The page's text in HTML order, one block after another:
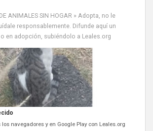
ANIMALES SIN HOGAR » Adopta, no le
responsablemente. Difunde aquí un
en adopción, subiéndolo a Leales.org
Canaria
9.7.2025
hembra de 4 años,esterilizada con marca de